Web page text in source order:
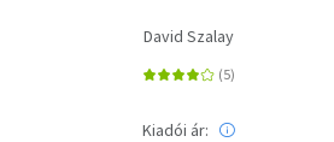
David Szalay
Kiadói ár: